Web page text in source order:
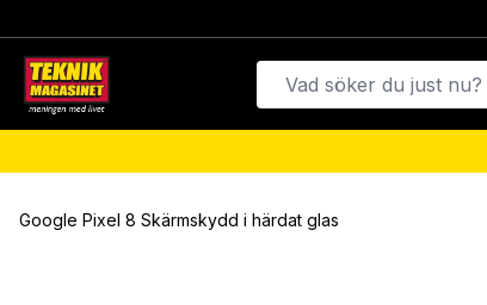
Google Pixel 8 Skärmskydd i härdat glas